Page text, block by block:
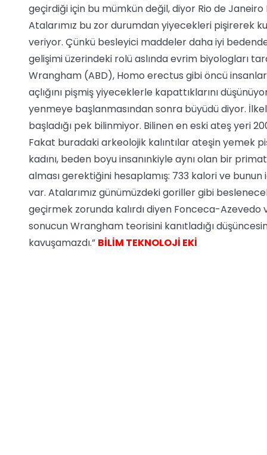
geçirdiği için bu mümkün değil, diyor Rio de
Atalarımız bu zor durumdan yiyecekleri pişirerek
veriyor. Çünkü besleyici maddeler daha iyi
gelişimi üzerindeki rolü aslında evrim biyologları
Wrangham (ABD), Homo erectus gibi öncü
açlığını pişmiş yiyeceklerle kapattıklarını
yenmeye başlanmasından sonra büyüdü diyor.
başladığı pek bilinmiyor. Bilinen en eski ateş yeri
Fakat buradaki arkeolojik kalıntılar ateşin yemek
kadını, beden boyu insanınkiyle aynı olan bir
alması gerektiğini hesaplamış: 733 kalori ve
var. Atalarımız günümüzdeki goriller gibi
geçirmek zorunda kalırdı diyen Fonceca-Azevedo
sonucun Wrangham teorisini kanıtladığı
kavuşamazdı.” BİLİM TEKNOLOJİ EKİ